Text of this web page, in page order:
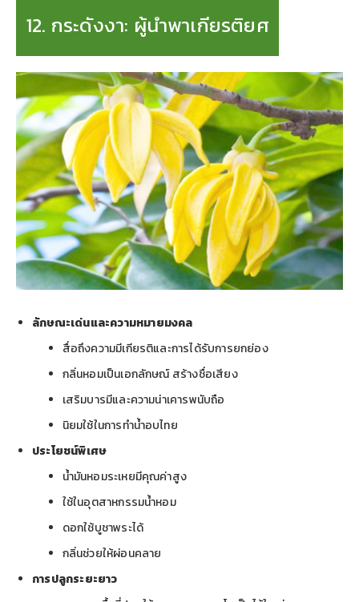
12. กระดังงา: ผู้นำพาเกียรติยศ
ลักษณะเด่นและความหมายมงคล
สื่อถึงความมีเกียรติและการได้รับการยกย่อง
กลิ่นหอมเป็นเอกลักษณ์ สร้างชื่อเสียง
เสริมบารมีและความน่าเคารพนับถือ
นิยมใช้ในการทำน้ำอบไทย
ประโยชน์พิเศษ
น้ำมันหอมระเหยมีคุณค่าสูง
ใช้ในอุตสาหกรรมน้ำหอม
ดอกใช้บูชาพระได้
กลิ่นช่วยให้ผ่อนคลาย
การปลูกระยะยาว